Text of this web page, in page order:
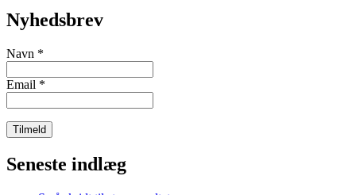
Nyhedsbrev
Navn *
Email *
Seneste indlæg